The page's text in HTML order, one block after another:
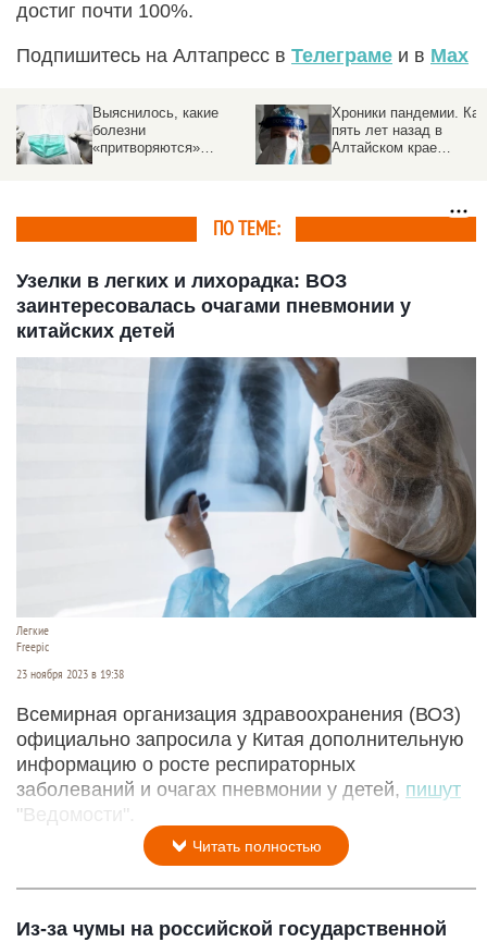
достиг почти 100%.
Подпишитесь на Алтапресс в Телеграме и в Max
Хроники пандемии. Как
пять лет назад в
Алтайском крае
бунтовали против
Разведданные: утечка
COVID-19 произошла в
китайской лаборатории
ПО ТЕМЕ:
Узелки в легких и лихорадка: ВОЗ
заинтересовалась очагами пневмонии у
китайских детей
Легкие
Freepic
23 ноября 2023 в 19:38
Всемирная организация здравоохранения (ВОЗ)
официально запросила у Китая дополнительную
информацию о росте респираторных
заболеваний и очагах пневмонии у детей, пишут
"Ведомости".
Читать полностью
Из-за чумы на российской государственной